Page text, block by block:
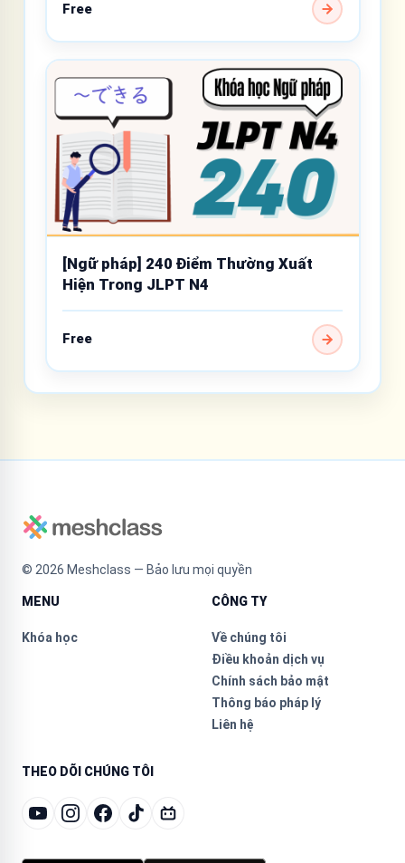
Free
[Ngữ pháp] 240 Điểm Thường Xuất
Hiện Trong JLPT N4
Free
© 2026 Meshclass — Bảo lưu mọi quyền
MENU
Khóa học
CÔNG TY
Về chúng tôi
Điều khoản dịch vụ
Chính sách bảo mật
Thông báo pháp lý
Liên hệ
THEO DÕI CHÚNG TÔI